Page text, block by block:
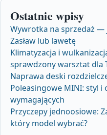
Ostatnie wpisy
Wywrotka na sprzedaż —
Zasław lub lawetę
Klimatyzacja i
sprawdzony warsztat dla
Naprawa deski
Poleasingowe MINI: styl i
wymagających
Przyczepy jednoosiowe:
który model wybrać?